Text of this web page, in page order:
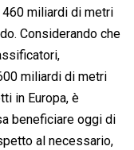
miliardi di metri
Considerando che
miliardi di metri
in Europa, è
beneficiare oggi di
al necessario,